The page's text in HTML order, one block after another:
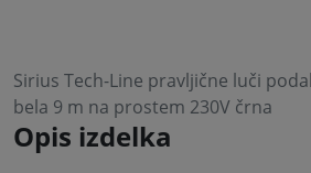
Sirius Tech-Line pravljične luči
bela 9 m na prostem 230V črna
Opis izdelka